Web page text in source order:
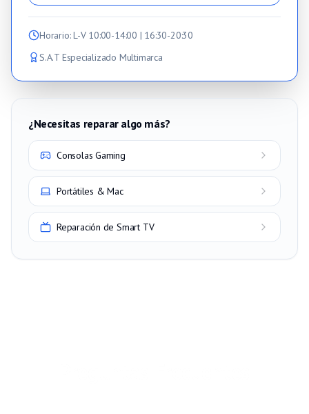
Horario: L-V 10:00-14:00 | 16:30-20:30
S.A.T Especializado Multimarca
¿Necesitas reparar algo más?
Consolas Gaming
Portátiles & Mac
Reparación de Smart TV